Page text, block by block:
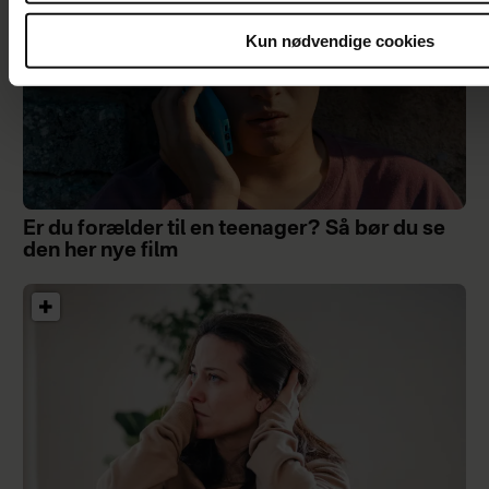
Kun nødvendige cookies
Er du forælder til en teenager? Så bør du se
den her nye film